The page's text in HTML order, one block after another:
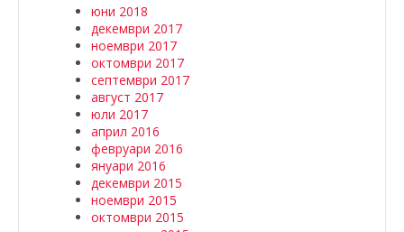
юни 2018
декември 2017
ноември 2017
октомври 2017
септември 2017
август 2017
юли 2017
април 2016
февруари 2016
януари 2016
декември 2015
ноември 2015
октомври 2015